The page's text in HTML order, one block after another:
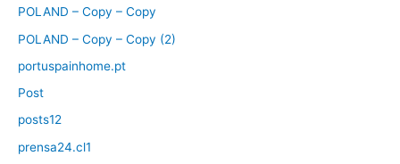
POLAND – Copy – Copy
POLAND – Copy – Copy (2)
portuspainhome.pt
Post
posts12
prensa24.cl1